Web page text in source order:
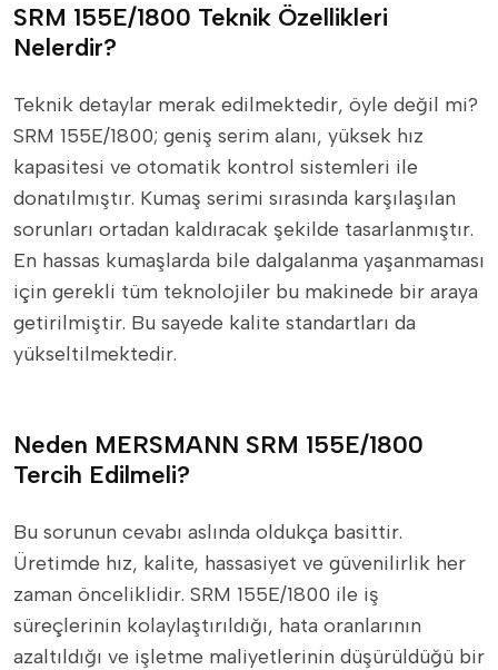
SRM 155E/1800 Teknik Özellikleri
Nelerdir?
Teknik detaylar merak edilmektedir, öyle değil mi?
SRM 155E/1800; geniş serim alanı, yüksek hız
kapasitesi ve otomatik kontrol sistemleri ile
donatılmıştır. Kumaş serimi sırasında karşılaşılan
sorunları ortadan kaldıracak şekilde tasarlanmıştır.
En hassas kumaşlarda bile dalgalanma yaşanmaması
için gerekli tüm teknolojiler bu makinede bir araya
getirilmiştir. Bu sayede kalite standartları da
yükseltilmektedir.
Neden MERSMANN SRM 155E/1800
Tercih Edilmeli?
Bu sorunun cevabı aslında oldukça basittir.
Üretimde hız, kalite, hassasiyet ve güvenilirlik her
zaman önceliklidir. SRM 155E/1800 ile iş
süreçlerinin kolaylaştırıldığı, hata oranlarının
azaltıldığı ve işletme maliyetlerinin düşürüldüğü bir